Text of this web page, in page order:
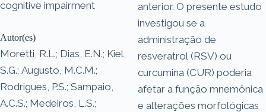
cognitive impairment
Autor(es)
Moretti, R.L.; Dias, E.N.; Kiel,
S.G.; Augusto, M.C.M.;
Rodrigues, P.S.; Sampaio,
A.C.S.; Medeiros, L.S.;
anterior. O presente estudo
investigou se a
administração de
resveratrol (RSV) ou
curcumina (CUR) poderia
afetar a função mnemônica
e alterações morfológicas